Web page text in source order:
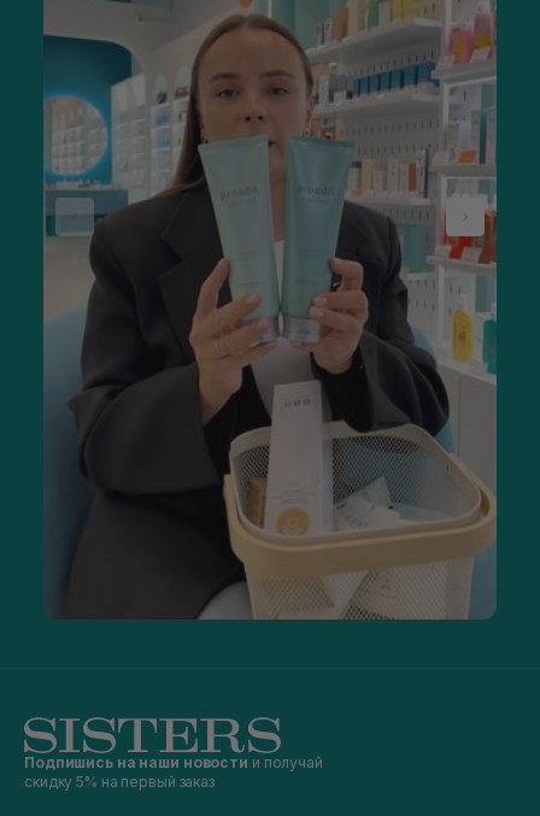
Подпишись на наши новости и получай
скидку 5% на первый заказ